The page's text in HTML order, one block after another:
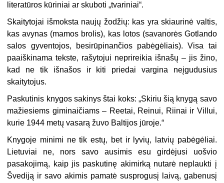
literatūros kūriniai ar skuboti „tvariniai“.
Skaitytojai išmoksta naujų žodžių: kas yra skiaurinė valtis,
kas avynas (mamos brolis), kas lotos (savanorės Gotlando
salos gyventojos, besirūpinančios pabėgėliais). Visa tai
paaiškinama tekste, rašytojui neprireikia išnašų – jis žino,
kad ne tik išnašos ir kiti priedai vargina neįgudusius
skaitytojus.
Paskutinis knygos sakinys štai koks: „Skiriu šią knygą savo
mažiesiems giminaičiams – Reetai, Reinui, Riinai ir Villui,
kurie 1944 metų vasarą žuvo Baltijos jūroje.“
Knygoje minimi ne tik estų, bet ir lyvių, latvių pabėgėliai.
Lietuviai ne, nors savo ausimis esu girdėjusi uošvio
pasakojimą, kaip jis paskutinę akimirką nutarė neplaukti į
Švediją ir savo akimis pamatė susprogusį laivą, gabenusį